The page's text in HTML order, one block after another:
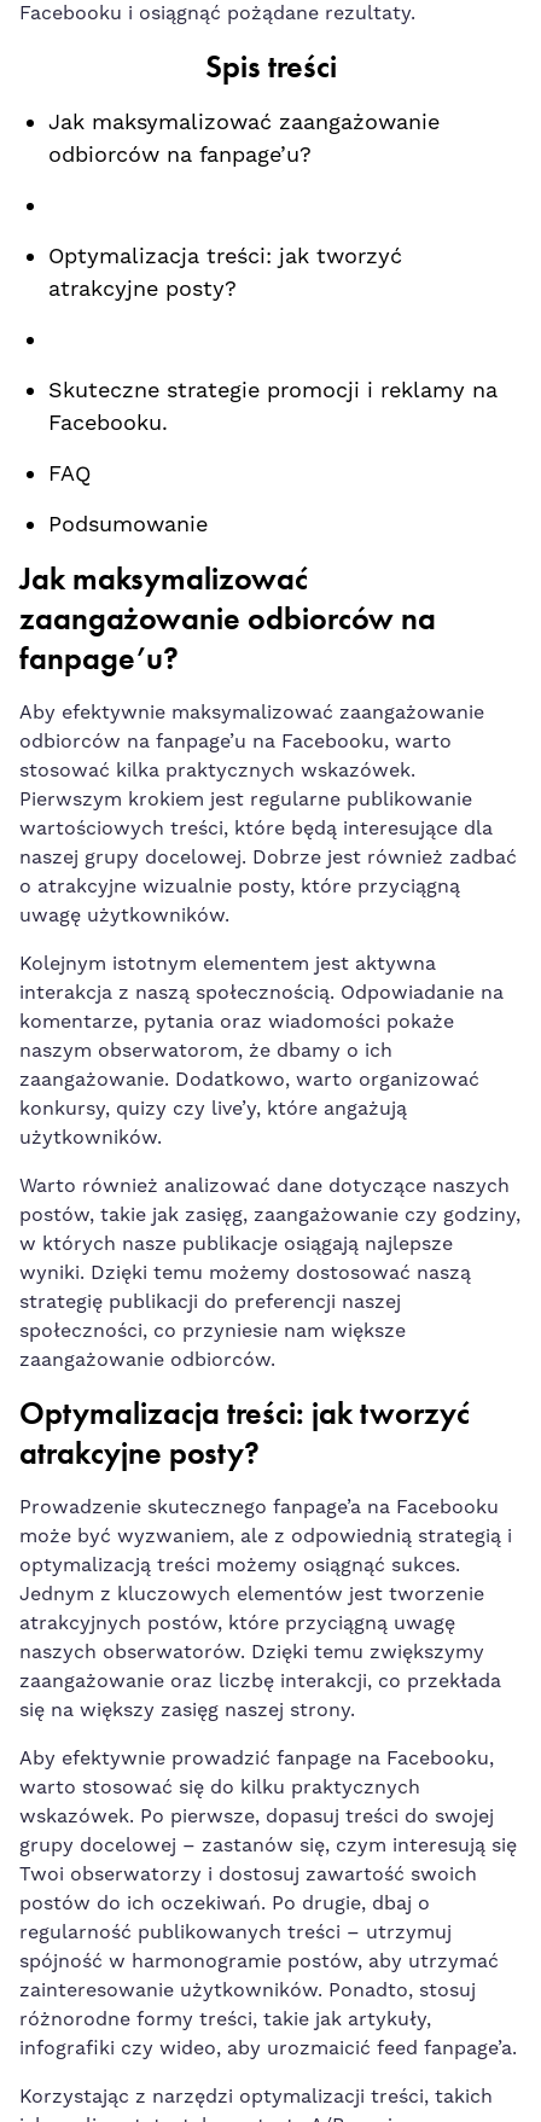
Facebooku i osiągnąć pożądane rezultaty.
Spis treści
Jak maksymalizować‌ zaangażowanie⁤
odbiorców na fanpage’u?
Optymalizacja treści: jak tworzyć
atrakcyjne posty?
Skuteczne strategie ​promocji⁤ i reklamy na‌
Facebooku.
FAQ
Podsumowanie
Jak maksymalizować
zaangażowanie odbiorców ⁤na
fanpage’u?
Aby efektywnie maksymalizować zaangażowanie
odbiorców na‌ fanpage’u na Facebooku, warto
stosować kilka praktycznych wskazówek.
Pierwszym krokiem jest regularne publikowanie
wartościowych‌ treści, które ⁤będą interesujące dla
naszej ‍grupy docelowej. Dobrze jest również zadbać
o atrakcyjne wizualnie posty,​ które przyciągną
uwagę użytkowników.
Kolejnym istotnym elementem⁤ jest​ aktywna
interakcja z ​naszą społecznością. Odpowiadanie na
komentarze, pytania oraz wiadomości pokaże
⁣naszym obserwatorom, że dbamy o ich
zaangażowanie. Dodatkowo, warto ​organizować
konkursy, quizy czy live’y,‌ które angażują
użytkowników.
Warto również analizować dane ⁤dotyczące naszych⁢
postów, takie jak zasięg, zaangażowanie czy godziny,
w których​ nasze publikacje osiągają najlepsze
wyniki. Dzięki temu możemy dostosować naszą
strategię publikacji do preferencji naszej
społeczności, co przyniesie nam większe
zaangażowanie odbiorców.
Optymalizacja ⁢treści: jak‌ tworzyć
atrakcyjne posty?
Prowadzenie skutecznego fanpage’a na Facebooku
może być ⁣wyzwaniem, ale ⁣z odpowiednią strategią i
optymalizacją treści możemy osiągnąć ⁣sukces.
Jednym z kluczowych ⁢elementów jest tworzenie
atrakcyjnych ⁢postów, które przyciągną uwagę
naszych obserwatorów. Dzięki temu zwiększymy
zaangażowanie oraz liczbę interakcji, co przekłada
⁤się na większy zasięg naszej⁢ strony.
Aby efektywnie prowadzić fanpage na Facebooku,
warto stosować ⁤się do kilku​ praktycznych⁢
wskazówek. ⁢Po pierwsze, dopasuj treści do‌ swojej
grupy docelowej – zastanów się, czym⁤ interesują ⁢się
Twoi obserwatorzy i dostosuj zawartość swoich
⁤postów do ich oczekiwań. Po drugie, dbaj o
regularność publikowanych treści – utrzymuj
spójność w harmonogramie postów,⁣ aby utrzymać ​
zainteresowanie użytkowników. ⁢Ponadto, stosuj
różnorodne ⁤formy treści, takie jak ‌artykuły,
infografiki czy wideo, aby urozmaicić feed fanpage’a.
Korzystając z narzędzi​ optymalizacji treści, takich